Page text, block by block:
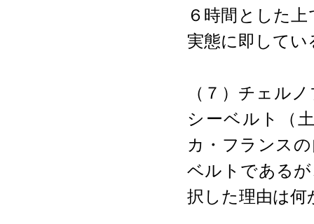
６時間とした
実態に即してい
（７）チェル
シーベルト（
カ・フランス
ベルトである
択した理由は何